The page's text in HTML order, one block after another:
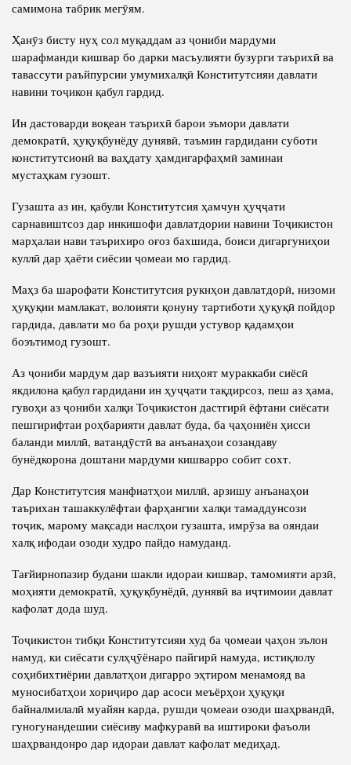
Салоҳият
Китобҳо
Мақолаҳо
ПРЕЗИДЕНТИ ҶУМҲУРИИ ТОҶИКИСТОН
Сохтори Институт
Таърихи роҳбарон
самимона табрик мегӯям.
Ҳанӯз бисту нуҳ сол муқаддам аз ҷониби мардуми
шарафманди кишвар бо дарки масъулияти бузурги таърихӣ ва
тавассути раъйпурсии умумихалқӣ Конститутсияи давлати
навини тоҷикон қабул гардид.
Ин дастоварди воқеан таърихӣ барои эъмори давлати
демократӣ, ҳуқуқбунёду дунявӣ, таъмин гардидани суботи
конститутсионӣ ва ваҳдату ҳамдигарфаҳмӣ заминаи
мустаҳкам гузошт.
Гузашта аз ин, қабули Конститутсия ҳамчун ҳуҷҷати
сарнавиштсоз дар инкишофи давлатдории навини Тоҷикистон
марҳалаи нави таърихиро оғоз бахшида, боиси дигаргуниҳои
куллӣ дар ҳаёти сиёсии ҷомеаи мо гардид.
Маҳз ба шарофати Конститутсия рукнҳои давлатдорӣ, низоми
ҳуқуқии мамлакат, волоияти қонуну тартиботи ҳуқуқӣ пойдор
гардида, давлати мо ба роҳи рушди устувор қадамҳои
боэътимод гузошт.
Аз ҷониби мардум дар вазъияти ниҳоят мураккаби сиёсӣ
якдилона қабул гардидани ин ҳуҷҷати тақдирсоз, пеш аз ҳама,
гувоҳи аз ҷониби халқи Тоҷикистон дастгирӣ ёфтани сиёсати
пешгирифтаи роҳбарияти давлат буда, ба ҷаҳониён ҳисси
баланди миллӣ, ватандӯстӣ ва анъанаҳои созандаву
бунёдкорона доштани мардуми кишварро собит сохт.
Дар Конститутсия манфиатҳои миллӣ, арзишу анъанаҳои
таърихан ташаккулёфтаи фарҳангии халқи тамаддунсози
тоҷик, марому мақсади наслҳои гузашта, имрӯза ва ояндаи
халқ ифодаи озоди худро пайдо намуданд.
Тағйирнопазир будани шакли идораи кишвар, тамомияти арзӣ,
моҳияти демократӣ, ҳуқуқбунёдӣ, дунявӣ ва иҷтимоии давлат
кафолат дода шуд.
Тоҷикистон тибқи Конститутсияи худ ба ҷомеаи ҷаҳон эълон
намуд, ки сиёсати сулҳҷӯёнаро пайгирӣ намуда, истиқлолу
соҳибихтиёрии давлатҳои дигарро эҳтиром менамояд ва
муносибатҳои хориҷиро дар асоси меъёрҳои ҳуқуқи
байналмилалӣ муайян карда, рушди ҷомеаи озоди шаҳрвандӣ,
гуногунандешии сиёсиву мафкуравӣ ва иштироки фаъоли
шаҳрвандонро дар идораи давлат кафолат медиҳад.